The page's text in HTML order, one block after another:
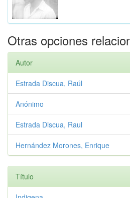
Otras opciones
Autor
Estrada Discua, Raúl
Anónimo
Estrada Discua, Raul
Hernández Morones, Enrique
Título